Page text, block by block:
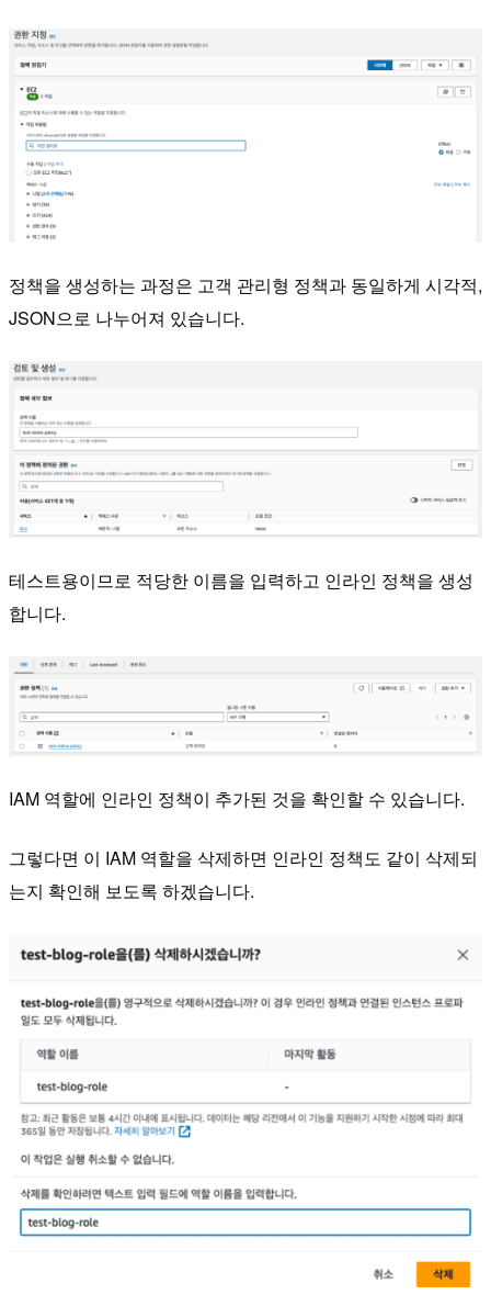
정책을 생성하는 과정은 고객 관리형 정책과 동일하게 시각적,
JSON으로 나누어져 있습니다.
테스트용이므로 적당한 이름을 입력하고 인라인 정책을 생성
합니다.
IAM 역할에 인라인 정책이 추가된 것을 확인할 수 있습니다.
그렇다면 이 IAM 역할을 삭제하면 인라인 정책도 같이 삭제되
는지 확인해 보도록 하겠습니다.